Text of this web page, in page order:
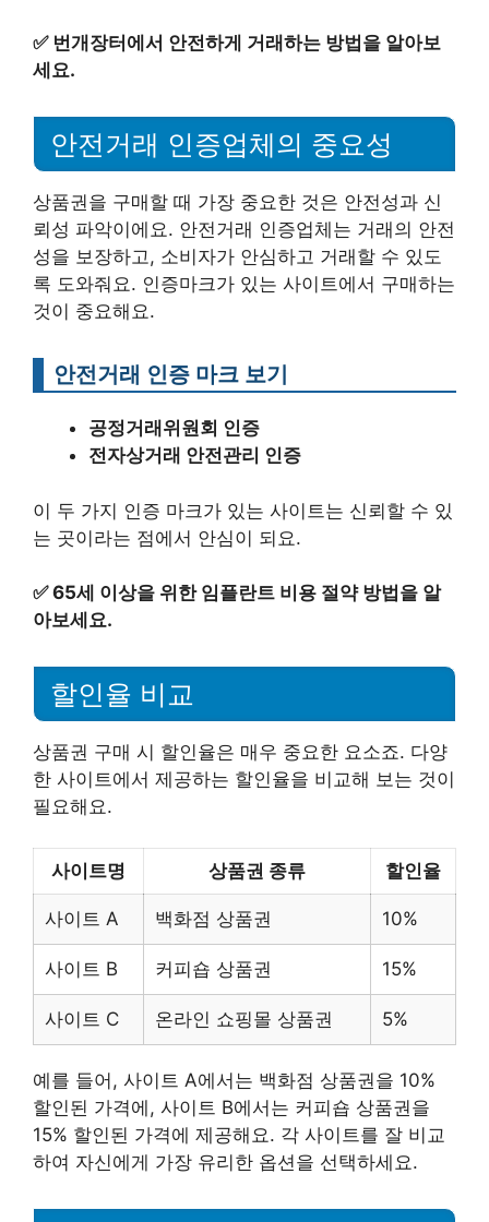
✅ 번개장터에서 안전하게 거래하는 방법을 알아보
세요.
안전거래 인증업체의 중요성
상품권을 구매할 때 가장 중요한 것은 안전성과 신
뢰성 파악이에요. 안전거래 인증업체는 거래의 안전
성을 보장하고, 소비자가 안심하고 거래할 수 있도
록 도와줘요. 인증마크가 있는 사이트에서 구매하는
것이 중요해요.
안전거래 인증 마크 보기
공정거래위원회 인증
전자상거래 안전관리 인증
이 두 가지 인증 마크가 있는 사이트는 신뢰할 수 있
는 곳이라는 점에서 안심이 되요.
✅65세 이상을 위한 임플란트 비용 절약 방법을 알
아보세요.
할인율 비교
상품권 구매 시 할인율은 매우 중요한 요소죠. 다양
한 사이트에서 제공하는 할인율을 비교해 보는 것이
필요해요.
사이트명 상품권 종류 할인율
사이트 A 백화점 상품권 10%
사이트 B 커피숍 상품권 15%
사이트 C 온라인 쇼핑몰 상품권 5%
예를 들어, 사이트 A에서는 백화점 상품권을 10%
할인된 가격에, 사이트 B에서는 커피숍 상품권을
15% 할인된 가격에 제공해요. 각 사이트를 잘 비교
하여 자신에게 가장 유리한 옵션을 선택하세요.